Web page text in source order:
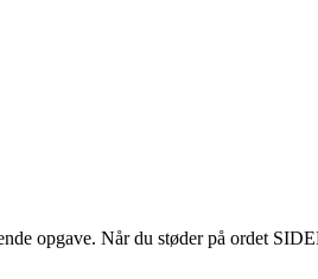
opgave. Når du støder på ordet